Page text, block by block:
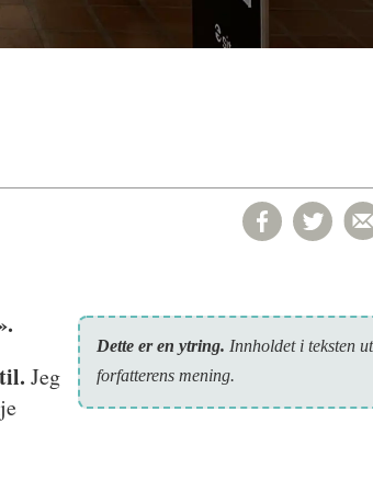
Dette er en ytring. Inn­holdet i teksten
forfatterens mening.
Jeg